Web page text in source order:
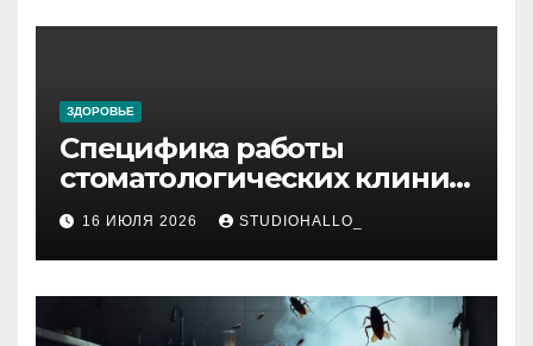
ЗДОРОВЬЕ
Специфика работы
стоматологических клиник
в мегаполисе
16 ИЮЛЯ 2026 STUDIOHALLO_